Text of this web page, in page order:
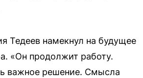
Тедеев намекнул на будущее
«Он продолжит работу.
важное решение. Смысла